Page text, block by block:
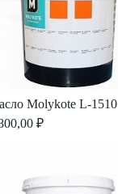
Molykote L-1510
₽